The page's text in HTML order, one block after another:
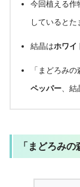
今回植える作
しているとた
結晶はホワイ
「まどろみ
ペッパー 、
「まどろみ